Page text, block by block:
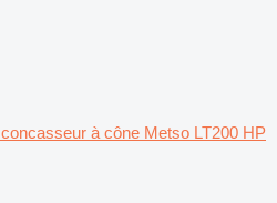
concasseur à cône Metso LT200 HP